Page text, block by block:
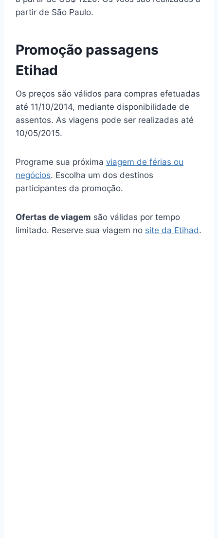
partir de São Paulo.
Promoção passagens
Etihad
Os preços são válidos para compras efetuadas
até 11/10/2014, mediante disponibilidade de
assentos. As viagens pode ser realizadas até
10/05/2015.
Programe sua próxima viagem de férias ou
negócios. Escolha um dos destinos
participantes da promoção.
Ofertas de viagem são válidas por tempo
limitado. Reserve sua viagem no site da Etihad.